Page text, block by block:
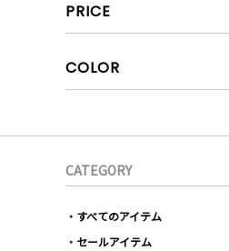
PRICE
COLOR
CATEGORY
すべてのアイテム
セールアイテム